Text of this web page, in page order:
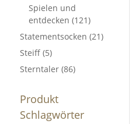
Spielen und
entdecken (121)
Statementsocken (21)
Steiff (5)
Sterntaler (86)
Produkt
Schlagwörter